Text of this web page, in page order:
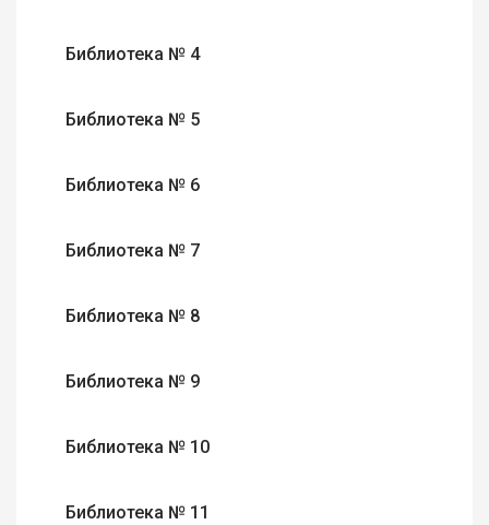
Библиотека № 4
Библиотека № 5
Библиотека № 6
Библиотека № 7
Библиотека № 8
Библиотека № 9
Библиотека № 10
Библиотека № 11